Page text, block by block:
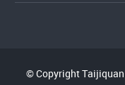
© Copyright Taijiquan